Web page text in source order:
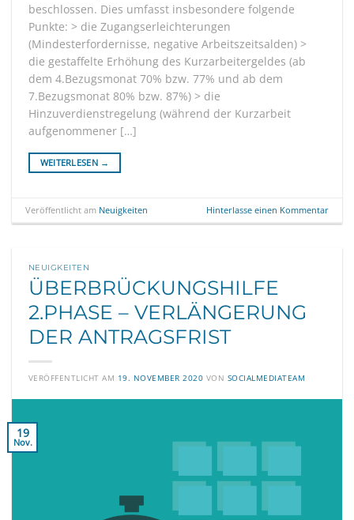
beschlossen. Dies umfasst insbesondere folgende
Punkte: > die Zugangserleichterungen
(Mindesterfordernisse, negative Arbeitszeitsalden) >
die gestaffelte Erhöhung des Kurzarbeitergeldes (ab
dem 4.Bezugsmonat 70% bzw. 77% und ab dem
7.Bezugsmonat 80% bzw. 87%) > die
Hinzuverdienstregelung (während der Kurzarbeit
aufgenommener […]
WEITERLESEN →
Veröffentlicht am Neuigkeiten Hinterlasse einen Kommentar
NEUIGKEITEN
ÜBERBRÜCKUNGSHILFE
2.PHASE – VERLÄNGERUNG
DER ANTRAGSFRIST
VERÖFFENTLICHT AM 19. NOVEMBER 2020 VON SOCIALMEDIATEAM
19
Nov.